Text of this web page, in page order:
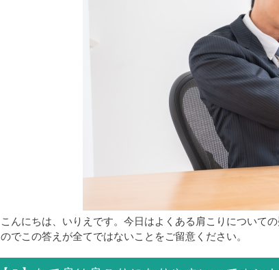
こんにちは、いりえです。今日はよくある肩こりについて
のでこの答えが全てではないことをご留意ください。